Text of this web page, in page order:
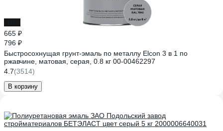
665 ₽
796 ₽
Быстросохнущая грунт-эмаль по металлу Elcon 3 в 1 по
ржавчине, матовая, серая, 0.8 кг 00-00462297
4.7(3514)
В корзину